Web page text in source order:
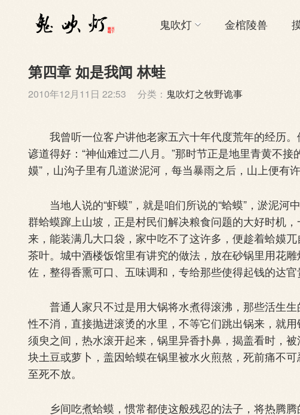
鬼吹灯 金棺陵兽
第四章 如是我闻 林蛙
2010年12月11日 22:53 分类： 鬼吹灯之牧野诡事
我曾听一位客户讲他老家五六十年代度荒年的经历。
谚道得好：“神仙难过二八月。”那时节正是地里青黄不
嫫”，山沟子里有几道淤泥河，每当暴雨之后，山上便有
当地人说的“虾蟆”，就是咱们所说的“蛤蟆”，淤泥河
群蛤蟆蹿上山坡，正是村民们解决粮食问题的大好时机
来，能装满几大口袋，家中吃不了这许多，便趁着蛤嫫
茶叶。城中酒楼饭馆里有讲究的做法，放在砂锅里用花
佐，整得香熏可口、五味调和，专给那些使得起钱的达官
普通人家只不过是用大锅将水煮得滚沸，那些活生生
性不消，直接抛进滚烫的水里，不等它们跳出锅来，就
须臾之间，热水滚开起来，锅里异香扑鼻，揭盖看时，
块土豆或萝卜，盖因蛤蟆在锅里被水火煎熬，死前痛不
至死不放。
乡间吃煮蛤蟆，惯常都使这般残忍的法子，将热腾